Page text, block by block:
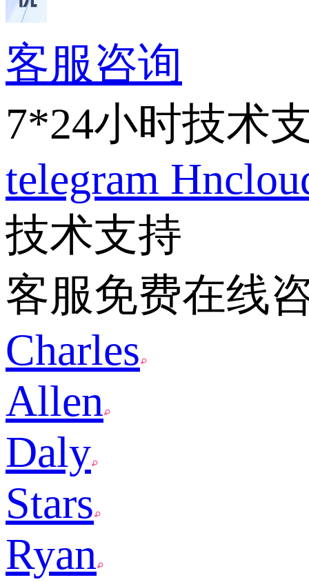
客服咨询
7*24小时技术
telegram
技术支持
客服免费在线
Charles
Allen
Daly
Stars
Ryan